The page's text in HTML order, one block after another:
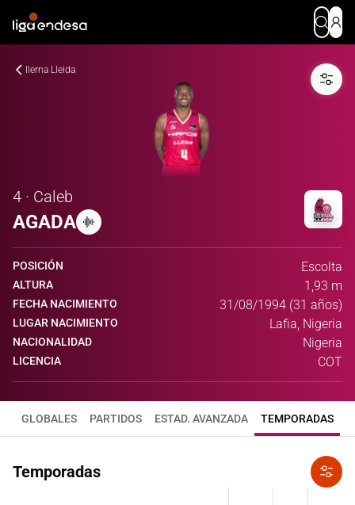
Ilerna Lleida
4 · Caleb
AGADA
POSICIÓN Escolta
ALTURA 1,93 m
FECHA NACIMIENTO 31/08/1994 (31 años)
LUGAR NACIMIENTO Lafia, Nigeria
NACIONALIDAD Nigeria
LICENCIA COT
GLOBALES PARTIDOS ESTAD. AVANZADA TEMPORADAS
Temporadas